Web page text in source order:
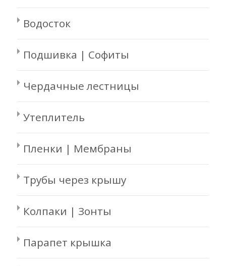
Водосток
Подшивка | Софиты
Чердачные лестницы
Утеплитель
Пленки | Мембраны
Трубы через крышу
Колпаки | Зонты
Парапет крышка